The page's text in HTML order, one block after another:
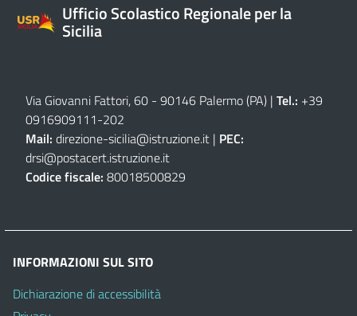
Ufficio Scolastico Regionale per la
Sicilia
Via Giovanni Fattori, 60 - 90146 Palermo (PA) | Tel.: +39
0916909111-202
Mail: direzione-sicilia@istruzione.it | PEC:
drsi@postacert.istruzione.it
Codice fiscale: 80018500829
INFORMAZIONI SUL SITO
Dichiarazione di accessibilità